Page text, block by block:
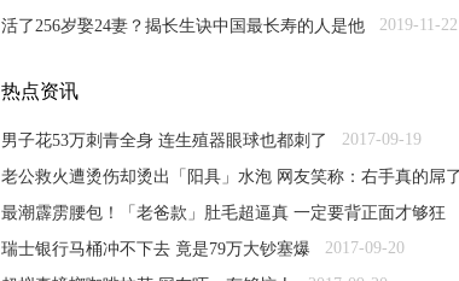
活了256岁娶24妻？揭长生诀中国最长寿的人是他 2019-11-22
热点资讯
男子花53万刺青全身 连生殖器眼球也都刺了 2017-09-19
老公救火遭烫伤却烫出「阳具」水泡 网友笑称：右手真的屌了
最潮霹雳腰包！「老爸款」肚毛超逼真 一定要背正面才够狂
瑞士银行马桶冲不下去 竟是79万大钞塞爆 2017-09-20